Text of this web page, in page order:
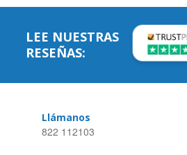
LEE NUESTRAS
RESEÑAS:
Llámanos
822 112103